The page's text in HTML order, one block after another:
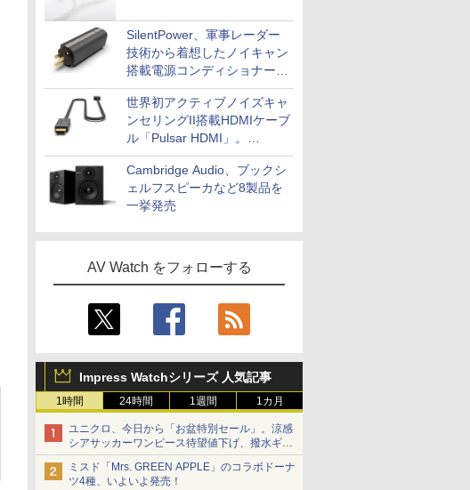
SilentPower、軍事レーダー
技術から着想したノイキャン
搭載電源コンディショナー
「AC iPurifier2」
世界初アクティブノイズキャ
ンセリングII搭載HDMIケーブ
ル「Pulsar HDMI」。
SilentPowerから
Cambridge Audio、ブックシ
ェルフスピーカなど8製品を
一挙発売
AV Watch をフォローする
Impress Watchシリーズ 人気記事
1時間 24時間 1週間 1カ月
ユニクロ、今日から「お盆特別セール」。涼感
シアサッカーワンピース待望値下げ、撥水ギア
ショーツは1990円に
ミスド「Mrs. GREEN APPLE」のコラボドーナ
ツ4種、いよいよ発売！